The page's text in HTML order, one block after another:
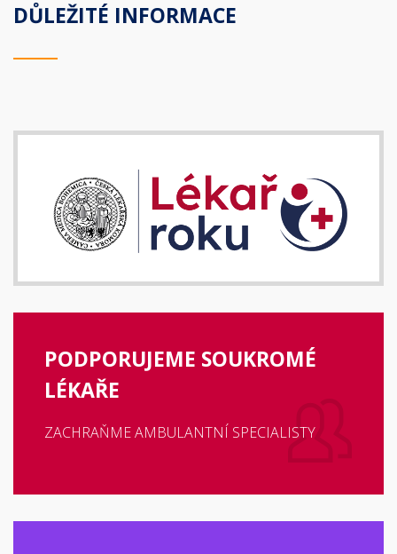
DŮLEŽITÉ INFORMACE
PODPORUJEME SOUKROMÉ
LÉKAŘE
ZACHRAŇME AMBULANTNÍ SPECIALISTY